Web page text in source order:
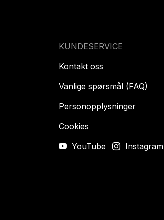
KUNDESERVICE
Kontakt oss
Vanlige spørsmål (FAQ)
Personopplysninger
Cookies
YouTube
Instagram